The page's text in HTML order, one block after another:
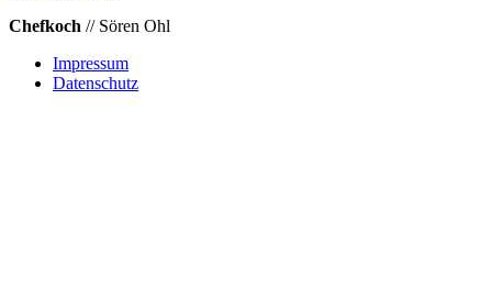
Chefkoch // Sören Ohl
Impressum
Datenschutz